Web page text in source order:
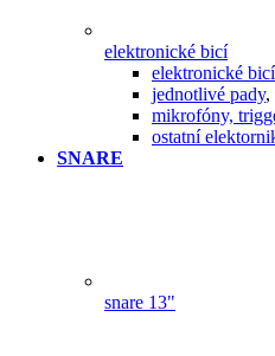
elektronické bicí
elektronické
jednotlivé pady,
mikrofóny,
ostatní
SNARE
snare 13"